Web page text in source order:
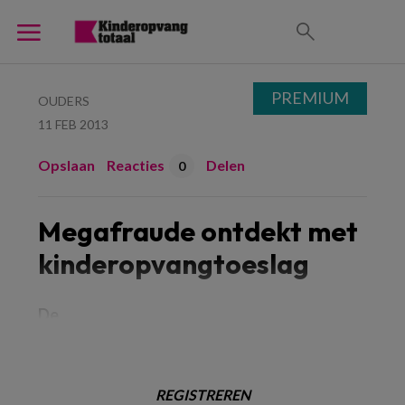
OUDERS
11 FEB 2013
Opslaan Reacties 0 Delen
Megafraude ontdekt met
kinderopvangtoeslag
REGISTREREN
PREMIUM